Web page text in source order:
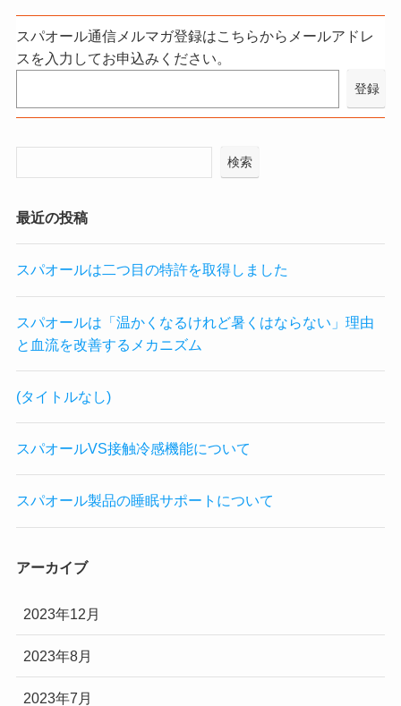
スパオール通信メルマガ登録はこちらからメールアドレ
スを入力してお申込みください。
検索
最近の投稿
スパオールは二つ目の特許を取得しました
スパオールは「温かくなるけれど暑くはならない」理由
と血流を改善するメカニズム
(タイトルなし)
スパオールVS接触冷感機能について
スパオール製品の睡眠サポートについて
アーカイブ
2023年12月
2023年8月
2023年7月